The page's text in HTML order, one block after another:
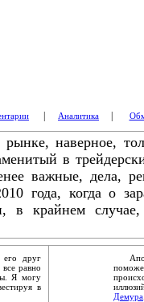
Аналитика
наверное,
в
важные, дела,
года, когда о
в крайнем
друг
все равно
Я могу
в
Демура